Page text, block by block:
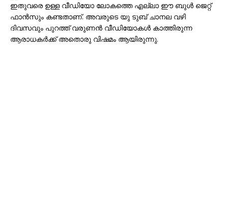
ഇതുവരെ ഉള്ള വീഡിയോ ലോകത്തെ എല്ലാ ഈ ബുള്‍ ജെറ്റ്
ഫാന്‍സും കണ്ടതാണ്. അവരുടെ യു ടുബ്‌ ചാനല വഴി
ദിവസവും പുറത്ത് വരുണന്‍ വീഡിയോകള്‍ കാത്തിരുന്ന
ആരാധകര്‍ക്ക് അതൊരു വിഷമം ആയിരുന്നു.